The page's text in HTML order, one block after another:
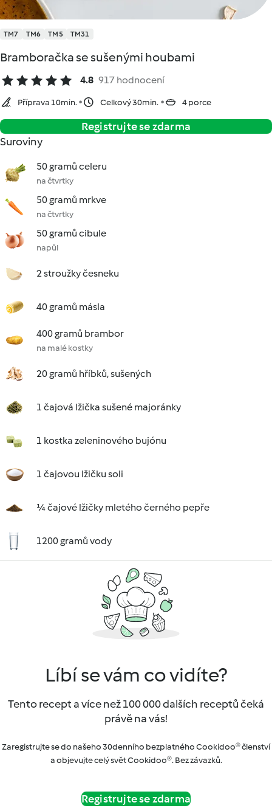
TM7 TM6 TM5 TM31
Bramboračka se sušenými houbami
4.8 917 hodnocení
Příprava 10min. Celkový 30min. 4 porce
Registrujte se zdarma
Suroviny
50 gramů celeru
na čtvrtky
50 gramů mrkve
na čtvrtky
50 gramů cibule
napůl
2 stroužky česneku
40 gramů másla
400 gramů brambor
na malé kostky
20 gramů hříbků, sušených
1 čajová lžička sušené majoránky
1 kostka zeleninového bujónu
1 čajovou lžičku soli
¼ čajové lžičky mletého černého pepře
1200 gramů vody
Líbí se vám co vidíte?
Tento recept a více než 100 000 dalších receptů čeká
právě na vás!
Zaregistrujte se do našeho 30denního bezplatného Cookidoo® členství
a objevujte celý svět Cookidoo®. Bez závazků.
Registrujte se zdarma